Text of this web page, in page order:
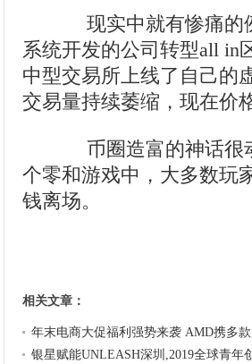
现实中就有惨痛的
系统开发的公司转型all in
中型交易所上线了自己的
交易量持续萎缩，现在价
币圈造富的神话很
个零和游戏中，大多数玩
钱离场。
相关文章：
年末电商大促福利强势来袭 AMD携多
银星赋能UNLEASH深圳,2019全球青年